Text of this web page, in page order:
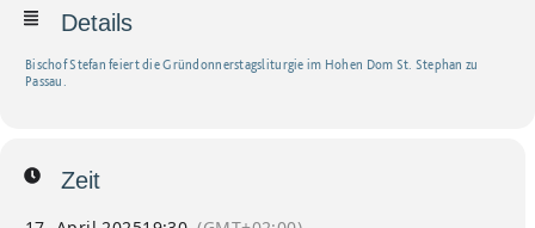
Details
Bischof Stefan feiert die Gründonnerstagsliturgie im Hohen Dom St. Stephan zu
Passau.
Zeit